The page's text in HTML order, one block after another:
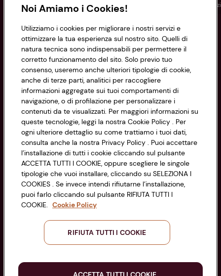
Conad Spesa online Assicurazioni
Informazioni
Privacy Policy
Cookie Policy
Impostazioni Cookie
Accessibilità
CONAD SOCIETÀ COOPERATIVA
Via Michelino, 59 | 40127 BOLOGNA
Codice Fiscale e Registro Imprese
di Bologna 00865960157
PARTITA IVA 03320960374
Servizio clienti
Seguici sui Social:
Noi Amiamo i Cookies!
Utilizziamo i cookies per migliorare i nostri servizi e
ottimizzare la tua esperienza sul nostro sito. Quelli di
natura tecnica sono indispensabili per permettere il
corretto funzionamento del sito. Solo previo tuo
consenso, useremo anche ulteriori tipologie di cookie,
anche di terze parti, analitici per raccogliere
informazioni aggregate sui tuoi comportamenti di
navigazione, o di profilazione per personalizzare i
contenuti da te visualizzati. Per maggiori informazioni su
queste tecnologie, leggi la nostra Cookie Policy . Per
ogni ulteriore dettaglio su come trattiamo i tuoi dati,
consulta anche la nostra Privacy Policy . Puoi accettare
l’installazione di tutti i cookie cliccando sul pulsante
ACCETTA TUTTI I COOKIE, oppure scegliere le singole
tipologie che vuoi installare, cliccando su SELEZIONA I
COOKIES . Se invece intendi rifiutarne l’installazione,
puoi farlo cliccando sul pulsante RIFIUTA TUTTI I
COOKIE. Cookie Policy
RIFIUTA TUTTI I COOKIE